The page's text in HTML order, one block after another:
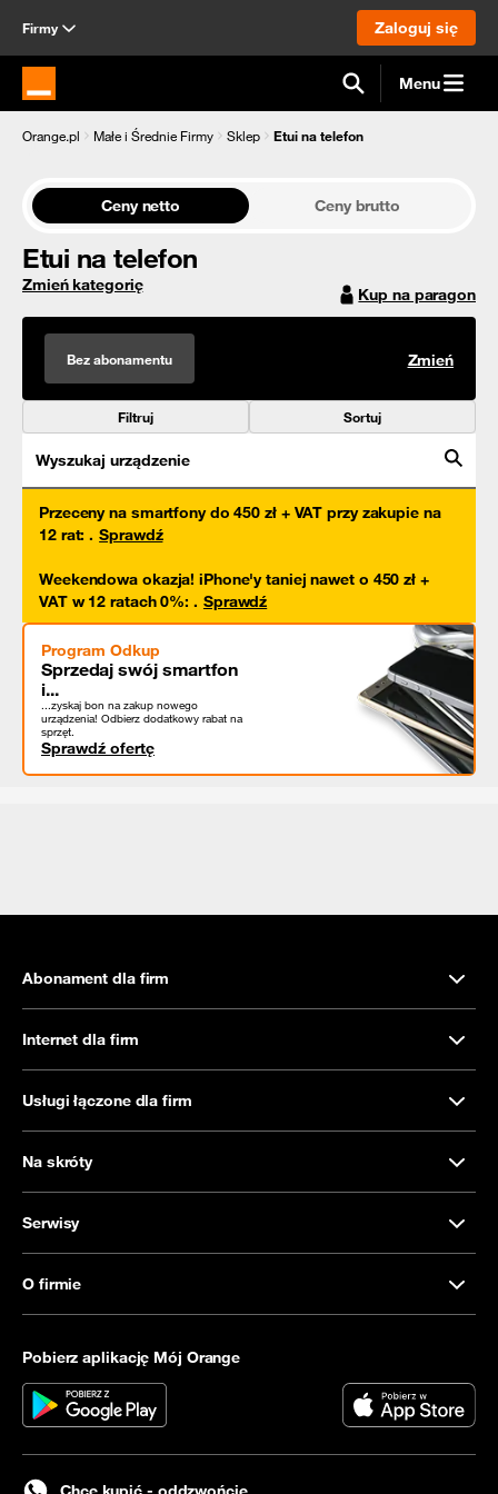
Firmy Zaloguj się
Strona główna Orange.pl Menu
Orange.pl Małe i Średnie Firmy Sklep Etui na telefon
Ceny netto Ceny brutto
Etui na telefon
Zmień kategorię Kup na paragon
Bez abonamentu Zmień
Filtruj Sortuj
Wyszukaj urządzenie
Przeceny na smartfony do 450 zł + VAT przy zakupie na
12 rat: . Sprawdź
Weekendowa okazja! iPhone'y taniej nawet o 450 zł +
VAT w 12 ratach 0%: . Sprawdź
Program Odkup
Sprzedaj swój smartfon
i...
...zyskaj bon na zakup nowego
urządzenia! Odbierz dodatkowy rabat na
sprzęt.
Sprawdź ofertę
Abonament dla firm
Internet dla firm
Usługi łączone dla firm
Na skróty
Serwisy
O firmie
Pobierz aplikację Mój Orange